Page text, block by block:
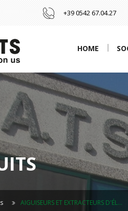
+39 0542 67.04.27
HOME
AIGUISEURS ET EXTRACTEURS D'ÉL…